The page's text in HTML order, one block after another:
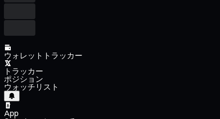
ウォレットトラッカー
トラッカー
ポジション
ウォッチリスト
App